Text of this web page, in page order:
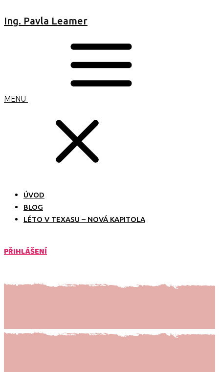
Ing. Pavla Leamer
MENU
ÚVOD
BLOG
LÉTO V TEXASU – NOVÁ KAPITOLA
PŘIHLÁŠENÍ